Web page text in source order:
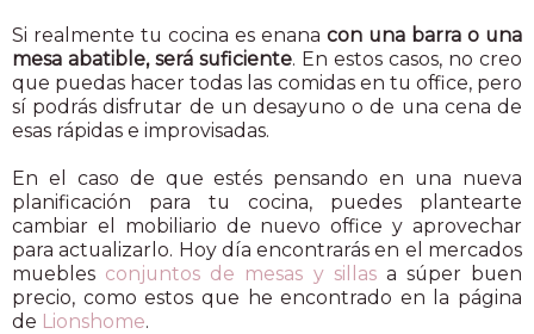
Si realmente tu cocina es enana con una barra o una
mesa abatible, será suficiente. En estos casos, no creo
que puedas hacer todas las comidas en tu office, pero
sí podrás disfrutar de un desayuno o de una cena de
esas rápidas e improvisadas.
En el caso de que estés pensando en una nueva
planificación para tu cocina, puedes plantearte
cambiar el mobiliario de nuevo office y aprovechar
para actualizarlo. Hoy día encontrarás en el mercados
muebles conjuntos de mesas y sillasa súper buen
precio, como estos que he encontrado en la página
de Lionshome.